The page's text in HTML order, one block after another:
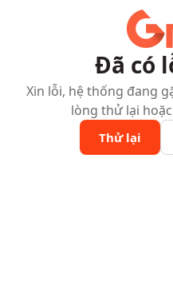
Đã có
Xin lỗi, hệ thống đang
lòng thử lại
Thử lại